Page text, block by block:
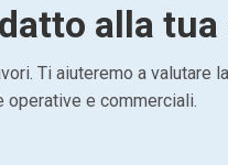
alla
Ti aiuteremo a valutare
operative e commerciali.